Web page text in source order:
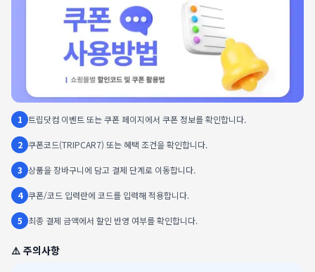
1 트립닷컴 이벤트 또는 쿠폰 페이지에서 쿠폰 정보를 확인합니다.
2 쿠폰코드(TRIPCAR7) 또는 혜택 조건을 확인합니다.
3 상품을 장바구니에 담고 결제 단계로 이동합니다.
4 쿠폰/코드 입력란에 코드를 입력해 적용합니다.
5 최종 결제 금액에서 할인 반영 여부를 확인합니다.
⚠️ 주의사항